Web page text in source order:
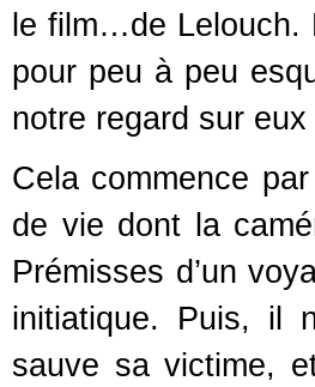
le film…de Lelouch.
pour peu à peu
notre regard sur
Cela commence
de vie dont la
Prémisses d’un
initiatique. Puis, il
sauve sa victime,